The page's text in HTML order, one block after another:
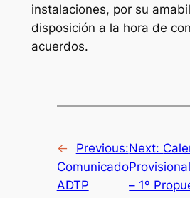
instalaciones, por su
disposición a la hora de
acuerdos.
←
Previous:
Comunicado
ADTP
Next:
– 1º